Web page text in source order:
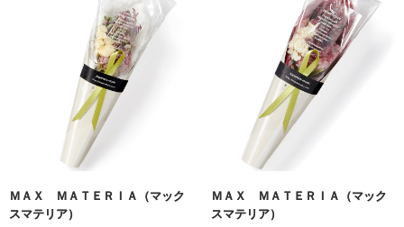
ＭＡＸ ＭＡＴＥＲＩＡ（マック
スマテリア）
ＭＡＸ ＭＡＴＥＲＩＡ（マック
スマテリア）